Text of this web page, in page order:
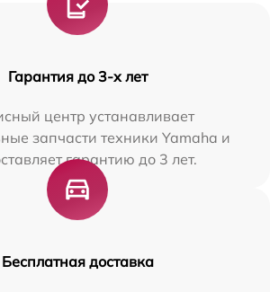
Гарантия до 3-х лет
центр устанавливает
запчасти техники Yamaha и
гарантию до 3 лет.
Бесплатная доставка